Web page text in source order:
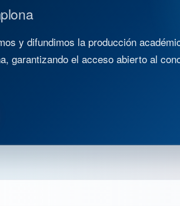
y difundimos la producción
garantizando el acceso abierto al